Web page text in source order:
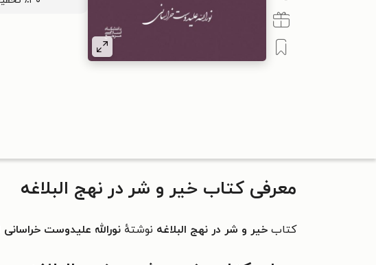
معرفی کتاب خیر و شر در نهج البلاغه
کتاب خیر و شر در نهج البلاغه نوشتهٔ نورالله علیدوست خراسانی